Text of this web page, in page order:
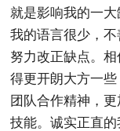
就是影响我的一
我的语言很少，
努力改正缺点。
得更开朗大方一
团队合作精神，
技能。诚实正直